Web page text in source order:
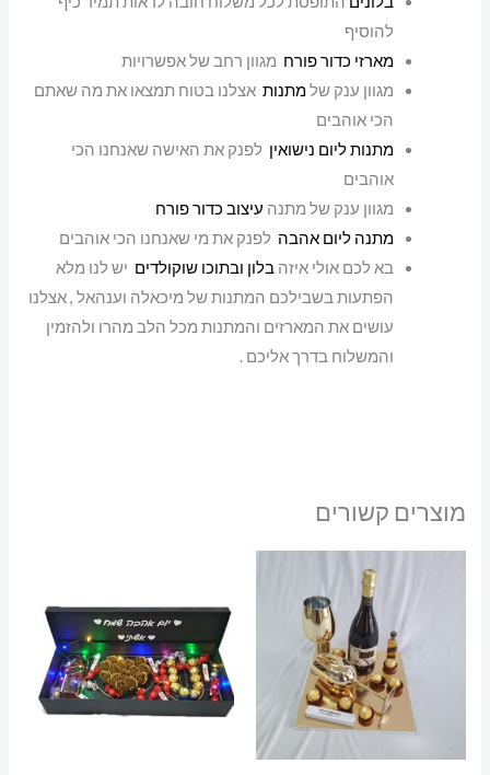
להוסיף
מארזי כדור פורח מגוון רחב של אפשרויות
מגוון ענק שלמתנות אצלנו בטוח תמצאו את מה שאתם
הכי אוהבים
מתנות ליום נישואין לפנק את האישה שאנחנו הכי
אוהבים
מגוון ענק של מתנה עיצוב כדור פורח
מתנה ליום אהבה לפנק את מי שאנחנו הכי אוהבים
בא לכם אולי איזהבלון ובתוכו שוקולדים יש לנו מלא
הפתעות בשבילכם המתנות של מיכאלה וענהאל , אצלנו
עושים את המארזים והמתנות מכל הלב מהרו ולהזמין
והמשלוח בדרך אליכם .
מוצרים קשורים